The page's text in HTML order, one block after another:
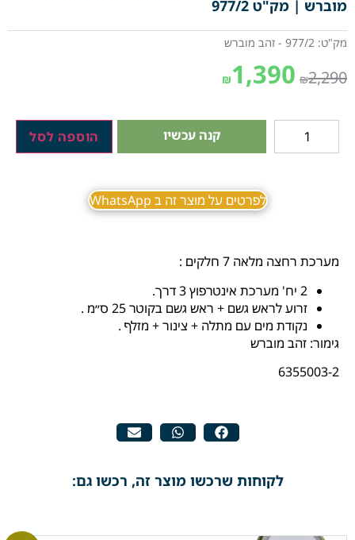
מוברש | מק"ט 977/2
מק"ט: 977/2 - זהב מוברש
₪2,290
₪1,390
קנה עכשיו הוספה לסל
לפרטים על מוצר זה ב WhatsApp
מערכת רחצה מלאה 7 חלקים :
2 יח' מערכת אינטרפוץ 3 דרך.
זרוע לראש גשם + ראש גשם בקוטר 25 ס״מ .
נקודת מים עם מתלה + צינור + מזלף .
גימור: זהב מוברש
6355003-2
לקוחות שרכשו מוצר זה, רכשו גם: